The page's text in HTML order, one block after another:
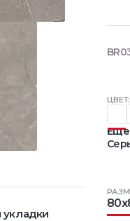
ЦВЕТ:
Еще